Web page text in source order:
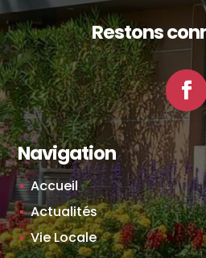
Restons
Navigation
Accueil
Actualités
Vie Locale